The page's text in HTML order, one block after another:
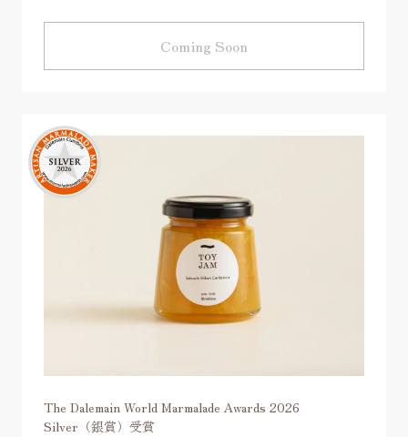
Coming Soon
The Dalemain World Marmalade Awards 2026
Silver（銀賞）受賞